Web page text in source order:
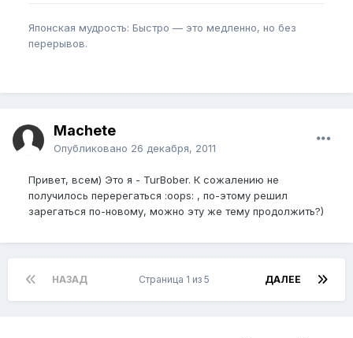
Японская мудрость: Быстро — это медленно, но без
перерывов.
Machete
Опубликовано 26 декабря, 2011
Привет, всем) Это я - TurBober. К сожалению не
получилось перерегаться :oops: , по-этому решил
зарегаться по-новому, можно эту же тему продолжить?)
НАЗАД ДАЛЕЕ
Страница 1 из 5